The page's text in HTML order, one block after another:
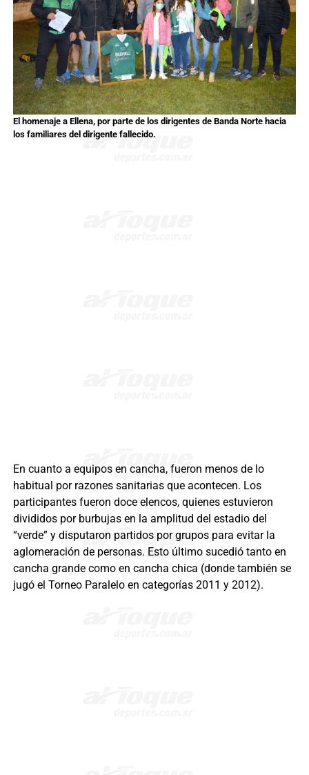
El homenaje a Ellena, por parte de los dirigentes de Banda Norte hacia
los familiares del dirigente fallecido.
En cuanto a equipos en cancha, fueron menos de lo
habitual por razones sanitarias que acontecen. Los
participantes fueron doce elencos, quienes estuvieron
divididos por burbujas en la amplitud del estadio del
“verde” y disputaron partidos por grupos para evitar la
aglomeración de personas. Esto último sucedió tanto en
cancha grande como en cancha chica (donde también se
jugó el Torneo Paralelo en categorías 2011 y 2012).